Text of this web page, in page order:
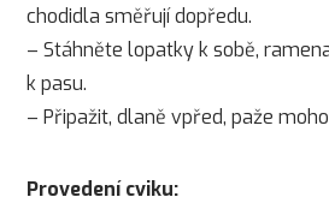
chodidla směřují dopředu.
– Stáhněte lopatky k sobě,
k pasu.
– Připažit, dlaně vpřed, paže
Provedení cviku: